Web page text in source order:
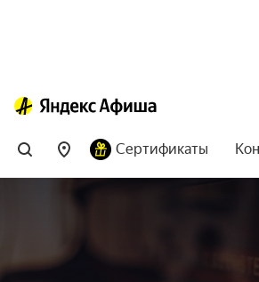
Сертификаты